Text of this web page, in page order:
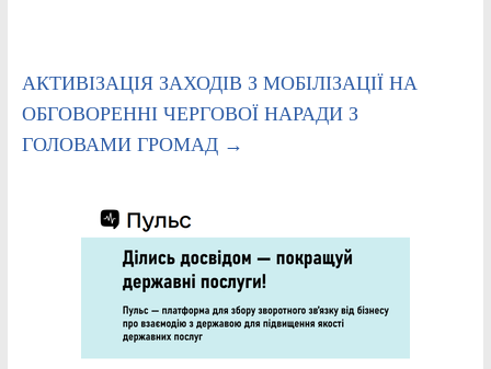
АКТИВІЗАЦІЯ ЗАХОДІВ З МОБІЛІЗАЦІЇ НА
ОБГОВОРЕННІ ЧЕРГОВОЇ НАРАДИ З
ГОЛОВАМИ ГРОМАД →